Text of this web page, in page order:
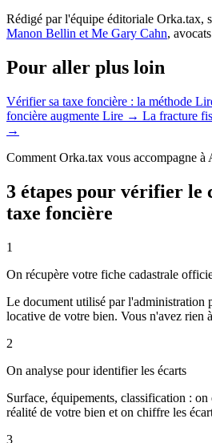
Rédigé par l'équipe éditoriale Orka.tax,
Manon Bellin et Me Gary Cahn,
Pour aller plus loin
Vérifier sa taxe foncière : la méthode
foncière augmente Lire → La fracture
→
Comment Orka.tax vous accompagne
3 étapes pour vérifier le
taxe foncière
1
On récupère votre fiche cadastrale
Le document utilisé par l'administration
locative de votre bien. Vous n'avez rien
2
On analyse pour identifier les écarts
Surface, équipements, classification :
réalité de votre bien et on chiffre les
3